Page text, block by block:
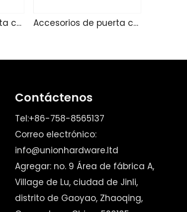
Accesorios de puerta corredizo 233 Accesorios de puerta corredera 232
Contáctenos
Tel:+86-758-8565137
Correo electrónico:
info@unionhardware.ltd
Agregar: no. 9 Área de fábrica A,
Village de Lu, ciudad de Jinli,
distrito de Gaoyao, Zhaoqing,